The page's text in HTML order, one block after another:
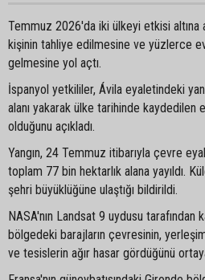
Temmuz 2026'da iki ülkeyi etkisi altına
kişinin tahliye edilmesine ve yüzlerce
gelmesine yol açtı.
İspanyol yetkililer, Ávila eyaletindeki
alanı yakarak ülke tarihinde kaydedilen
olduğunu açıkladı.
Yangın, 24 Temmuz itibarıyla çevre
toplam 77 bin hektarlık alana yayıldı.
şehri büyüklüğüne ulaştığı bildirildi.
NASA'nın Landsat 9 uydusu tarafından
bölgedeki barajların çevresinin,
ve tesislerin ağır hasar gördüğünü